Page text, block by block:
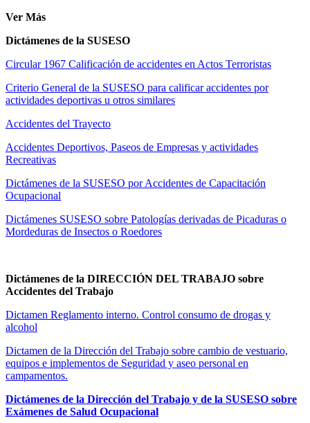
Ver Más
Dictámenes de la SUSESO
Circular 1967 Calificación de accidentes en Actos Terroristas
Criterio General de la SUSESO para calificar accidentes por
actividades deportivas u otros similares
Accidentes del Trayecto
Accidentes Deportivos, Paseos de Empresas y actividades
Recreativas
Dictámenes de la SUSESO por Accidentes de Capacitación
Ocupacional
Dictámenes SUSESO sobre Patologías derivadas de Picaduras o
Mordeduras de Insectos o Roedores
Dictámenes de la DIRECCIÓN DEL TRABAJO sobre
Accidentes del Trabajo
Dictamen Reglamento interno. Control consumo de drogas y
alcohol
Dictamen de la Dirección del Trabajo sobre cambio de vestuario,
equipos e implementos de Seguridad y aseo personal en
campamentos.
Dictámenes de la Dirección del Trabajo y de la SUSESO sobre
Exámenes de Salud Ocupacional